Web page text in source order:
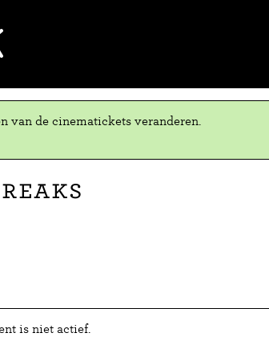
van de cinematickets veranderen.
is niet actief.